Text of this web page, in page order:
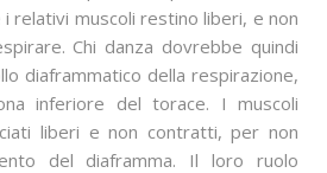
relativi muscoli restino liberi, e non
Chi danza dovrebbe quindi
diaframmatico della respirazione,
inferiore del torace. I muscoli
liberi e non contratti, per non
del diaframma. Il loro ruolo